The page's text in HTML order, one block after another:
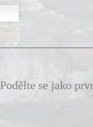
Podělte se jako